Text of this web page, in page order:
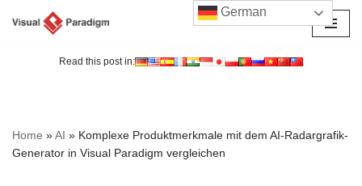
Read this post in:
Home »AI » Komplexe Produktmerkmale mit dem AI-Radargrafik-
Generator in Visual Paradigm vergleichen
German